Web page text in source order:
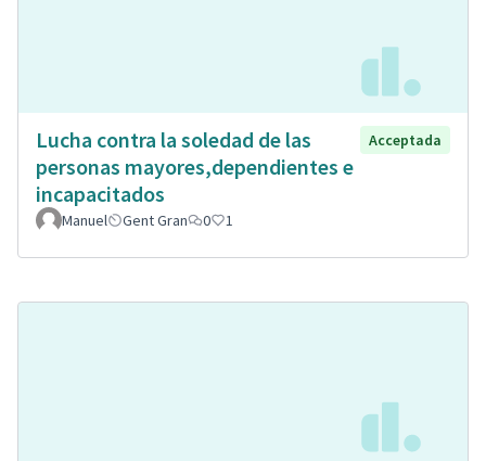
Lucha contra la soledad de las
personas mayores,dependientes e
incapacitados
Acceptada
Manuel Gent Gran 0 1